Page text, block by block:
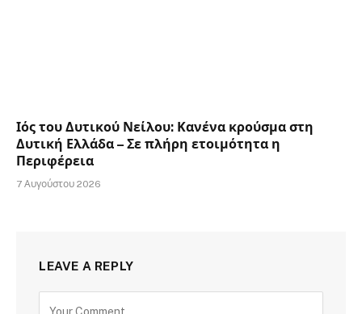
Ιός του Δυτικού Νείλου: Κανένα κρούσμα στη
Δυτική Ελλάδα – Σε πλήρη ετοιμότητα η
Περιφέρεια
7 Αυγούστου 2026
LEAVE A REPLY